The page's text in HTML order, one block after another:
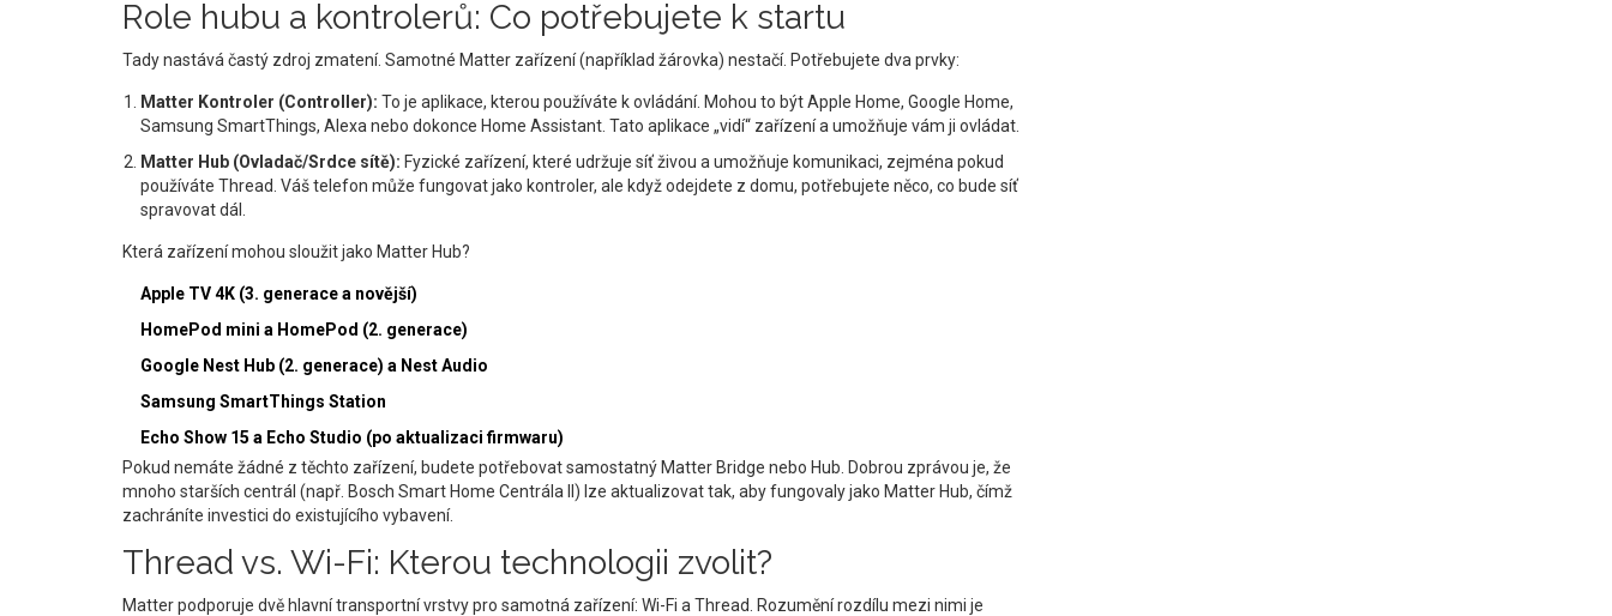
Role hubu a kontrolerů: Co potřebujete k startu
Tady nastává častý zdroj zmatení. Samotné Matter zařízení (například žárovka) nestačí. Potřebujete dva prvky:
Matter Kontroler (Controller): To je aplikace, kterou používáte k ovládání. Mohou to být Apple Home, Google Home,
Samsung SmartThings, Alexa nebo dokonce Home Assistant. Tato aplikace „vidí“ zařízení a umožňuje vám ji ovládat.
Matter Hub (Ovladač/Srdce sítě): Fyzické zařízení, které udržuje síť živou a umožňuje komunikaci, zejména pokud
používáte Thread. Váš telefon může fungovat jako kontroler, ale když odejdete z domu, potřebujete něco, co bude síť
spravovat dál.
Která zařízení mohou sloužit jako Matter Hub?
Apple TV 4K (3. generace a novější)
HomePod mini a HomePod (2. generace)
Google Nest Hub (2. generace) a Nest Audio
Samsung SmartThings Station
Echo Show 15 a Echo Studio (po aktualizaci firmwaru)
Pokud nemáte žádné z těchto zařízení, budete potřebovat samostatný Matter Bridge nebo Hub. Dobrou zprávou je, že
mnoho starších centrál (např. Bosch Smart Home Centrála II) lze aktualizovat tak, aby fungovaly jako Matter Hub, čímž
zachráníte investici do existujícího vybavení.
Thread vs. Wi-Fi: Kterou technologii zvolit?
Matter podporuje dvě hlavní transportní vrstvy pro samotná zařízení: Wi-Fi a Thread. Rozumění rozdílu mezi nimi je